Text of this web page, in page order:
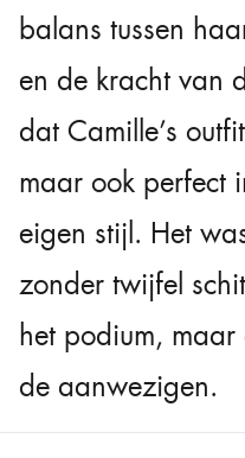
balans tussen
en de kracht van
dat Camille’s
maar ook perfect
eigen stijl. Het
zonder twijfel
het podium,
de aanwezigen.